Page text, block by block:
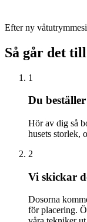
Efter ny
Så går det till
1
Du
Hör av dig så
husets storlek,
2
Vi skickar
Dosorna
för placering.